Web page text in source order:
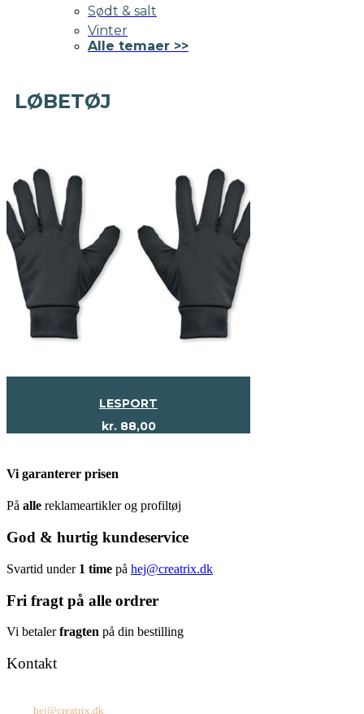
Sødt & salt
Vinter
Alle temaer >>
LØBETØJ
LESPORT
kr.88,00
Vi garanterer prisen
På alle reklameartikler og profiltøj
God & hurtig kundeservice
Svartid under 1 time på hej@creatrix.dk
Fri fragt på alle ordrer
Vi betalerfragten på din bestilling
Kontakt
hej@creatrix.dk